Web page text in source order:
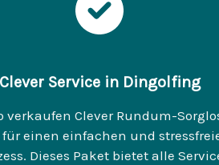
Clever Service in Dingolfing
verkaufen Clever Rundum-
für einen einfachen und
Dieses Paket bietet alle